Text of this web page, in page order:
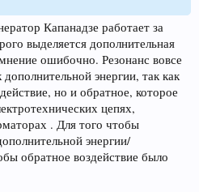
Капанадзе работает за
выделяется дополнительная
ошибочно. Резонанс вовсе
энергии, так как
но и обратное, которое
цепях,
. Для того чтобы
энергии/
обратное воздействие было